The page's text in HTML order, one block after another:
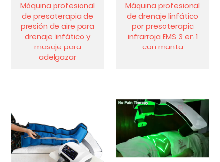
Máquina profesional
de presoterapia de
presión de aire para
drenaje linfático y
masaje para
adelgazar
Máquina profesional
de drenaje linfático
por presoterapia
infrarroja EMS 3 en 1
con manta